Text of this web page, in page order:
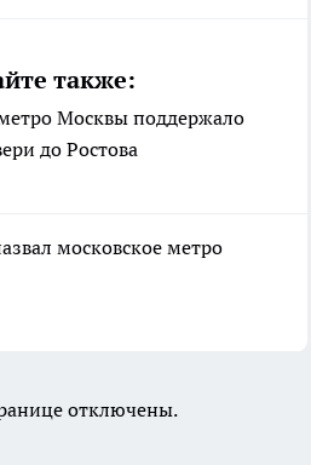
также:
Москвы поддержало
до Ростова
московское метро
отключены.